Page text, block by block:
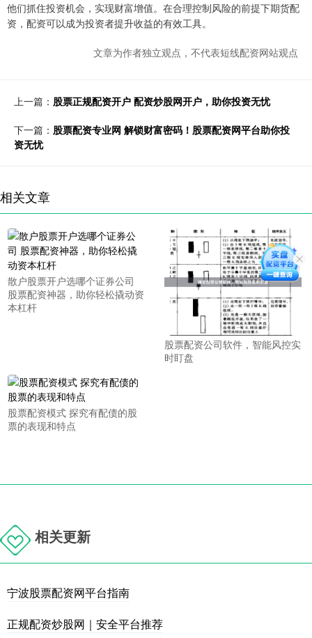
他们抓住投资机会，实现财富增值。在合理控制风险的前提下期货配
资，配资可以成为投资者提升收益的有效工具。
文章为作者独立观点，不代表短线配资网站观点
上一篇： 股票正规配资开户 配资炒股网开户，助你投资无忧
下一篇： 股票配资专业网 解锁财富密码！股票配资网平台助你投
资无忧
相关文章
散户股票开户选哪个证券公司
股票配资神器，助你轻松撬动资
本杠杆
股票配资公司软件，智能风控实
时盯盘
股票配资模式 探究有配债的股
票的表现和特点
相关更新
宁波股票配资网平台指南
正规配资炒股网｜安全平台推荐